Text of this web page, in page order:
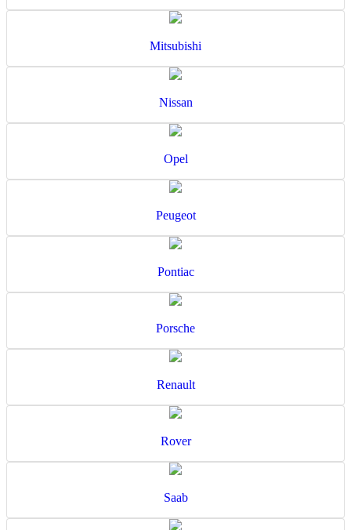
Mitsubishi
Nissan
Opel
Peugeot
Pontiac
Porsche
Renault
Rover
Saab